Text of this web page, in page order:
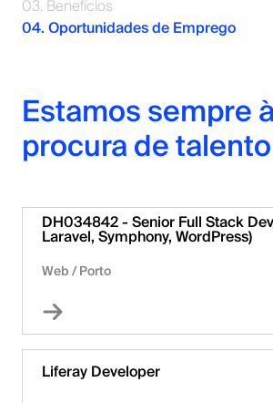
03. Benefícios
04. Oportunidades de Emprego
Estamos sempre à
procura de talento
DH034842 - Senior Full Stack
Laravel, Symphony, WordPress)
Web /Porto
Liferay Developer